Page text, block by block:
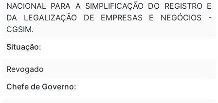
NACIONAL PARA A SIMPLIFICAÇÃO DO REGISTRO E
DA LEGALIZAÇÃO DE EMPRESAS E NEGÓCIOS -
CGSIM.
Situação:
Revogado
Chefe de Governo: